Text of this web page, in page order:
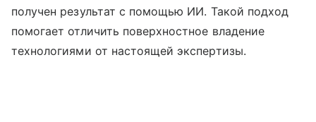
получен результат с помощью ИИ. Такой подход
помогает отличить поверхностное владение
технологиями от настоящей экспертизы.